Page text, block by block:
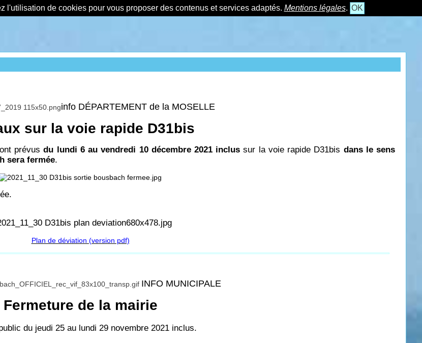
l'utilisation de cookies pour vous proposer des contenus et services adaptés. Mentions légales. OK
info DÉPARTEMENT de la MOSELLE
sur la voie rapide D31bis
prévus du lundi 6 au vendredi 10 décembre 2021 inclussur la voie rapide D31bis dans le sens
sera fermée.
Plan de déviation (version pdf)
INFO MUNICIPALE
Fermeture de la mairie
du jeudi 25 au lundi 29 novembre 2021 inclus.